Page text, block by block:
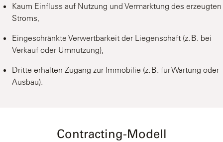
Kaum Einfluss auf Nutzung und Vermarktung des erzeugten
Stroms,
Eingeschränkte Verwertbarkeit der Liegenschaft (z. B. bei
Verkauf oder Umnutzung),
Dritte erhalten Zugang zur Immobilie (z. B. für Wartung oder
Ausbau).
Contracting-Modell